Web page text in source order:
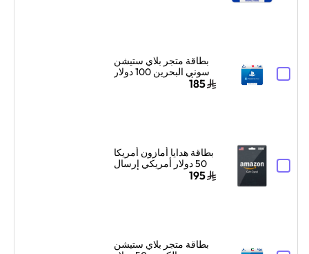
بطاقة متجر بلاي ستيشن
سوني البحرين 100 دولار
أمريكي إرسال الكود185
بطاقة هدايا أمازون أمريكا
50 دولار أمريكي إرسال
الكود الرقمي بالبريد195
بطاقة متجر بلاي ستيشن